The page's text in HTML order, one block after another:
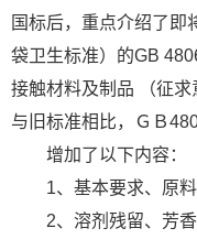
国标后，重点介绍了即
袋卫生标准）的GB
接触材料及制品 （征求
与旧标准相比，ＧＢ
增加了以下内容：
1、基本要求、原
2、溶剂残留、芳